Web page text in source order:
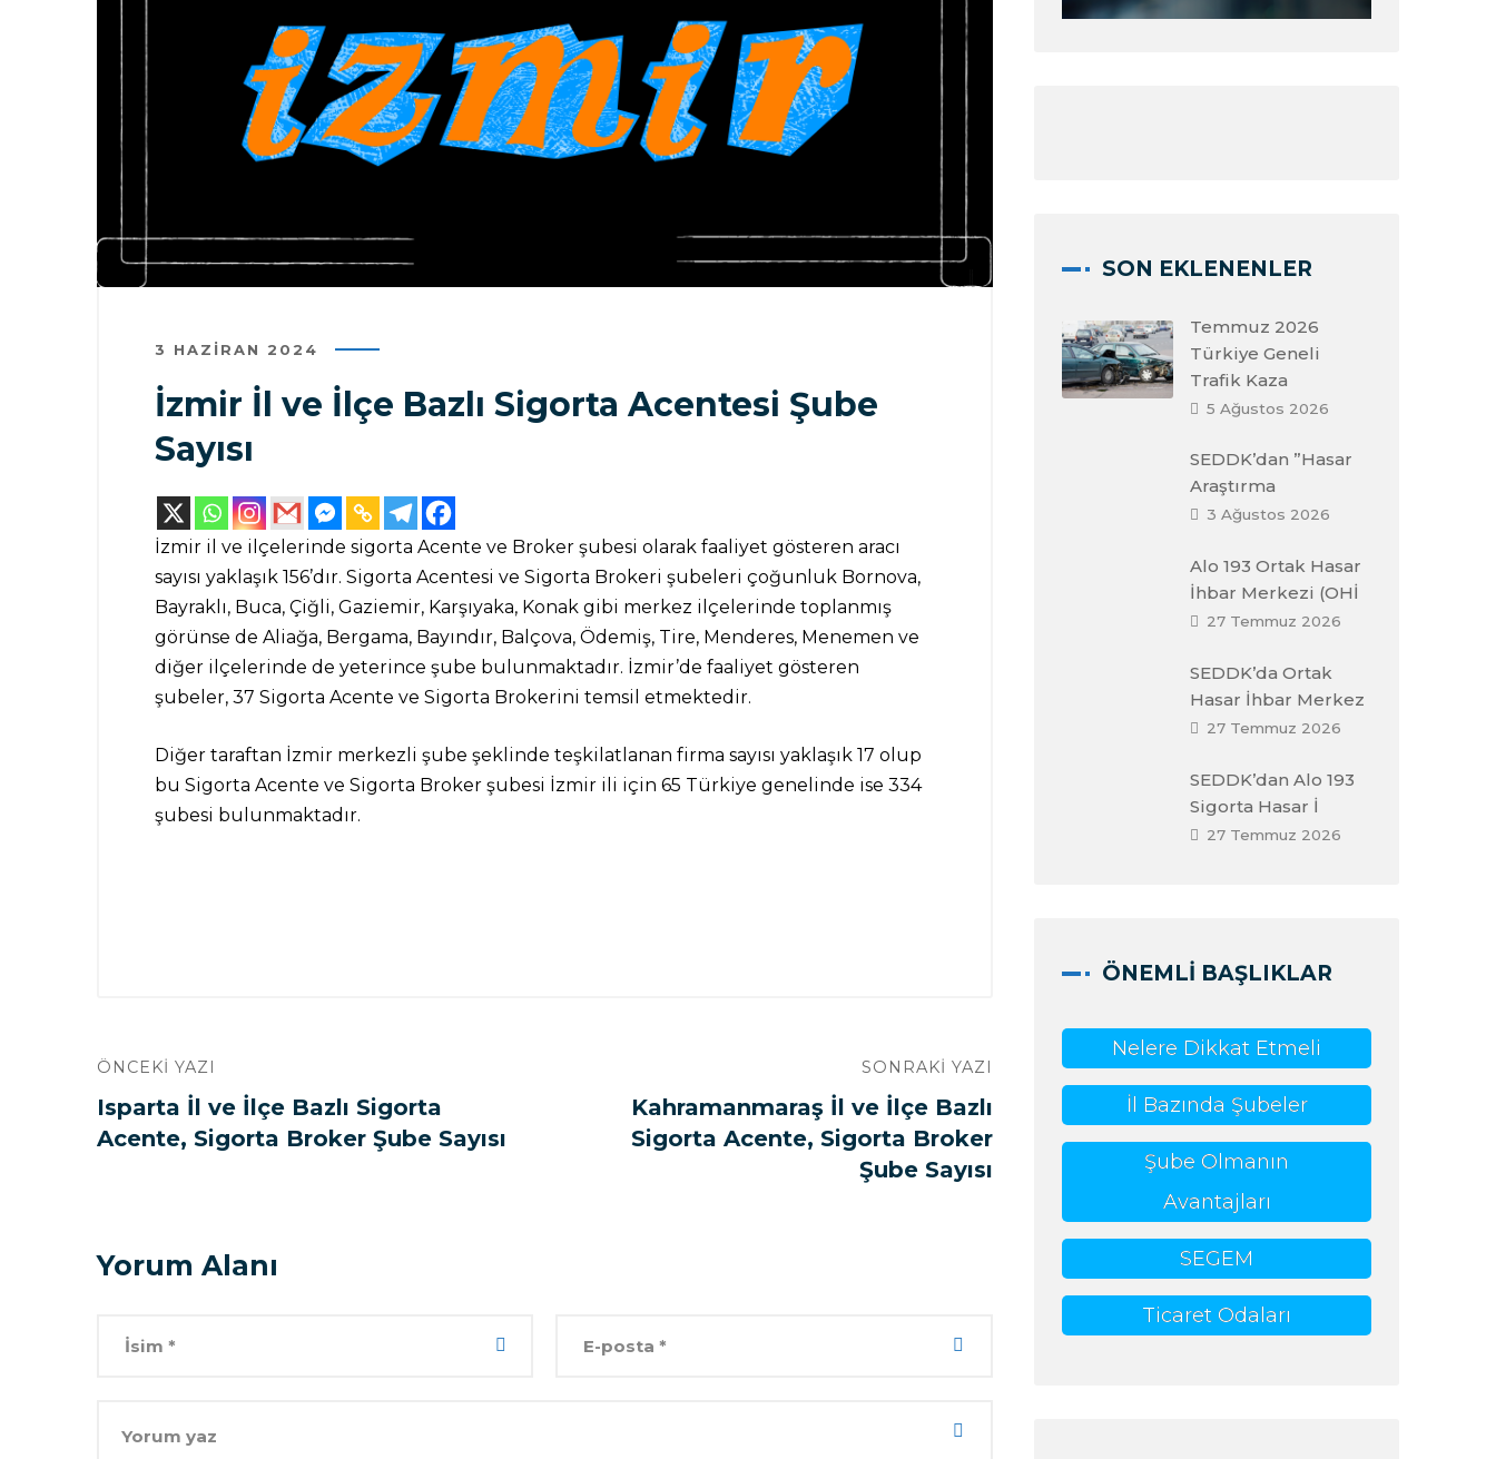
3 HAZIRAN 2024
İzmir İl ve İlçe Bazlı Sigorta Acentesi Şube
Sayısı
İzmir il ve ilçelerinde sigorta Acente ve Broker şubesi olarak faaliyet gösteren aracı
sayısı yaklaşık 156’dır. Sigorta Acentesi ve Sigorta Brokeri şubeleri çoğunluk Bornova,
Bayraklı, Buca, Çiğli, Gaziemir, Karşıyaka, Konak gibi merkez ilçelerinde toplanmış
görünse de Aliağa, Bergama, Bayındır, Balçova, Ödemiş, Tire, Menderes, Menemen ve
diğer ilçelerinde de yeterince şube bulunmaktadır. İzmir’de faaliyet gösteren
şubeler, 37 Sigorta Acente ve Sigorta Brokerini temsil etmektedir.
Diğer taraftan İzmir merkezli şube şeklinde teşkilatlanan firma sayısı yaklaşık 17 olup
bu Sigorta Acente ve Sigorta Broker şubesi İzmir ili için 65 Türkiye genelinde ise 334
şubesi bulunmaktadır.
ÖNCEKI YAZI
Isparta İl ve İlçe Bazlı Sigorta
Acente, Sigorta Broker Şube Sayısı
SONRAKI YAZI
Kahramanmaraş İl ve İlçe Bazlı
Sigorta Acente, Sigorta Broker
Şube Sayısı
Yorum Alanı
SON EKLENENLER
Temmuz 2026
Türkiye Geneli
Trafik Kaza
5 Ağustos 2026
SEDDK’dan ”Hasar
Araştırma
3 Ağustos 2026
Alo 193 Ortak Hasar
İhbar Merkezi (OHİ
27 Temmuz 2026
SEDDK’da Ortak
Hasar İhbar Merkez
27 Temmuz 2026
SEDDK’dan Alo 193
Sigorta Hasar İ
27 Temmuz 2026
ÖNEMLI BAŞLIKLAR
Nelere Dikkat Etmeli
İl Bazında Şubeler
Şube Olmanın
Avantajları
SEGEM
Ticaret Odaları